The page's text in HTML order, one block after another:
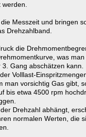
Messzeit und bringen
Drehzahlband.
die
was
Gang abschätzen kann.
Volllast-
man vorsichtig Gas gibt,
bis etwa 4500 rpm
Drehzahl abhängt,
normalen Werten, die